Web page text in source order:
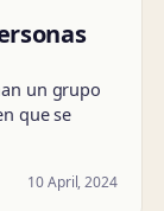
un grupo
que se
10 April, 2024